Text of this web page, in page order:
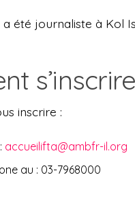
été journaliste à Kol
inscrire :
accueilifta@ambfr-il.org
au : 03-7968000